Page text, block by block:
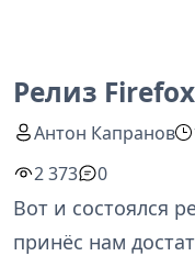
Релиз
Антон Капранов
2 373
0
Вот и состоялся
принёс нам